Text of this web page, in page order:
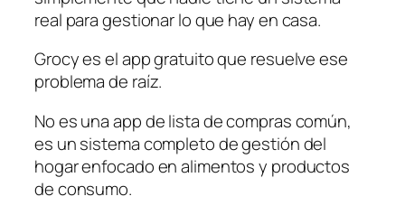
real para gestionar lo que hay en casa.
Grocy es el app gratuito que resuelve ese
problema de raíz.
No es una app de lista de compras común,
es un sistema completo de gestión del
hogar enfocado en alimentos y productos
de consumo.